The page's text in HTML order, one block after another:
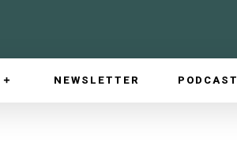
NEWSLETTER PODCAST